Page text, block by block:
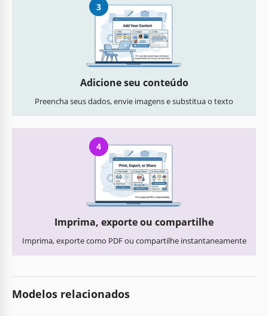
3
Adicione seu conteúdo
Preencha seus dados, envie imagens e substitua o texto
4
Imprima, exporte ou compartilhe
Imprima, exporte como PDF ou compartilhe instantaneamente
Modelos relacionados